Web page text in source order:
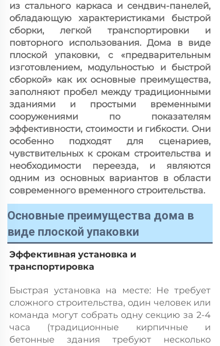
из стального каркаса и сендвич-панелей,
обладающую характеристиками быстрой
сборки, легкой транспортировки и
повторного использования. Дома в виде
плоской упаковки, с «предварительным
изготовлением, модульностью и быстрой
сборкой» как их основные преимущества,
заполняют пробел между традиционными
зданиями и простыми временными
сооружениями по показателям
эффективности, стоимости и гибкости. Они
особенно подходят для сценариев,
чувствительных к срокам строительства и
необходимости переезда, и являются
одним из основных вариантов в области
современного временного строительства.
Основные преимущества дома в
виде плоской упаковки
Эффективная установка и
транспортировка
Быстрая установка на месте: Не требует
сложного строительства, один человек или
команда могут собрать одну секцию за 2-4
часа (традиционные кирпичные и
бетонные здания требуют несколько